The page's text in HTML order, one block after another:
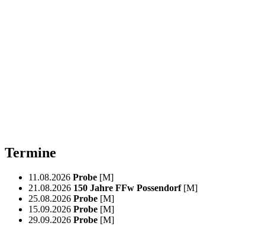
Termine
11.08.2026 Probe [M]
21.08.2026 150 Jahre FFw Possendorf [M]
25.08.2026 Probe [M]
15.09.2026 Probe [M]
29.09.2026 Probe [M]